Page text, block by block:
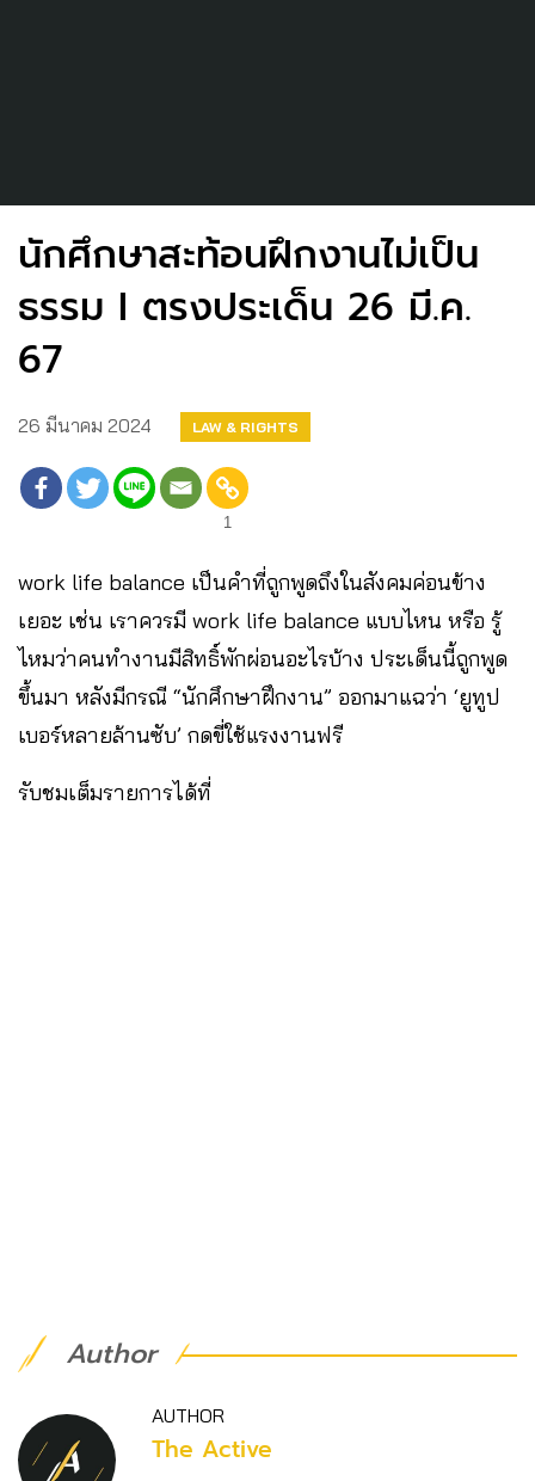
นักศึกษาสะท้อนฝึกงานไม่เป็น
ธรรม I ตรงประเด็น 26 มี.ค.
67
26 มีนาคม 2024 LAW & RIGHTS
1
work life balance เป็นคำที่ถูกพูดถึงในสังคมค่อนข้าง
เยอะ เช่น เราควรมี work life balance แบบไหน หรือ รู้
ไหมว่าคนทำงานมีสิทธิ์พักผ่อนอะไรบ้าง ประเด็นนี้ถูกพูด
ขึ้นมา หลังมีกรณี “นักศึกษาฝึกงาน” ออกมาแฉว่า ‘ยูทูป
เบอร์หลายล้านซับ’ กดขี่ใช้แรงงานฟรี
รับชมเต็มรายการได้ที่
Author
AUTHOR
The Active